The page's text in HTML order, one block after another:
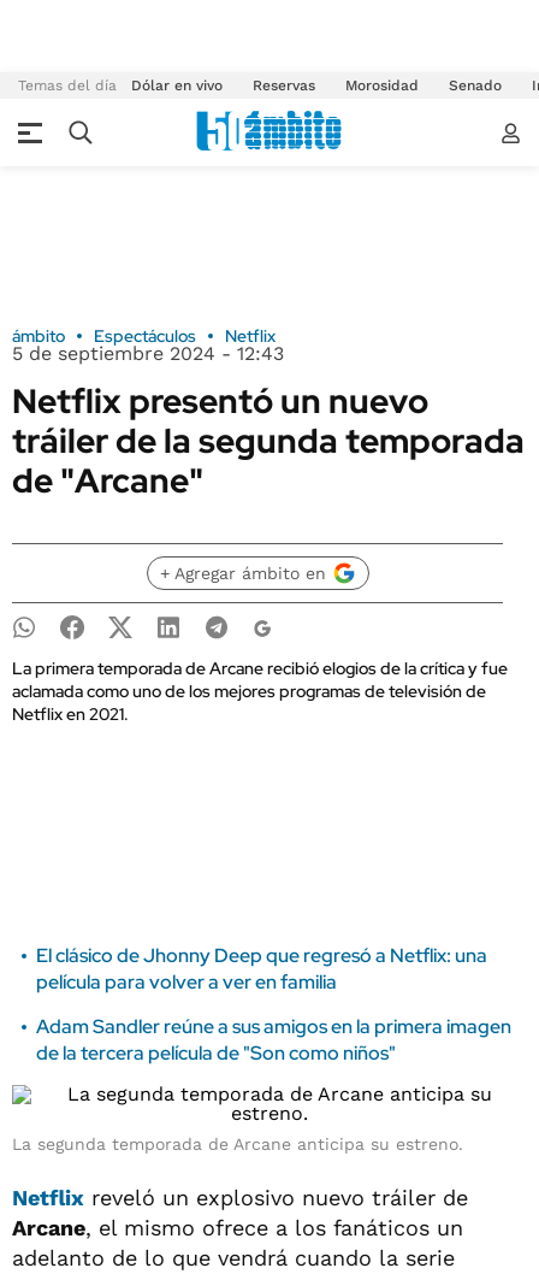
Temas del día Dólar en vivo Reservas Morosidad Senado
ámbito Espectáculos Netflix
5 de septiembre 2024 - 12:43
Netflix presentó un nuevo
tráiler de la segunda temporada
de "Arcane"
+ Agregar ámbito en
La primera temporada de Arcane recibió elogios de la crítica y fue
aclamada como uno de los mejores programas de televisión de
Netflix en 2021.
El clásico de Jhonny Deep que regresó a Netflix: una
película para volver a ver en familia
Adam Sandler reúne a sus amigos en la primera imagen
de la tercera película de "Son como niños"
La segunda temporada de Arcane anticipa su estreno.
Netflix reveló un explosivo nuevo tráiler de
Arcane, el mismo ofrece a los fanáticos un
adelanto de lo que vendrá cuando la serie